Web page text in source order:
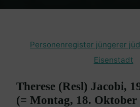
Home
Personenregister jüngerer
Eisenstadt
Therese (Resl) Jacobi,
(= Montag, 18. Oktober